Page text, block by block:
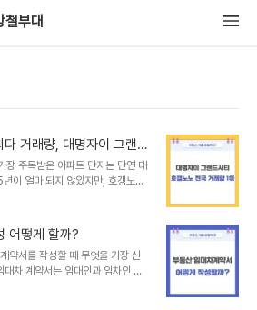
부대
거래량, 대명자이 그랜드
주목받은 아파트 단지는 단연 대
이 얼마 되지 않았지만, 호갱노노
록하며 대구뿐만 아니라 전국에서
명자이 그랜드시티 살펴보기단지
구 대명3동에 위치한 대규모 단지
대단지 아파트입니다. 특히 올해
지가 가진 입지적, 설계적, 그리고
저 입지의 우수성을 들 수 있습니
어떻게 할까?
약서를 작성할 때 무엇을 가장 신
차 계약서는 임대인과 임차인 간
중요한 문서입니다. 까딱 잘못하다